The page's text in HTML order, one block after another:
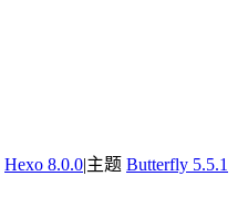
Hexo 8.0.0|主题 Butterfly 5.5.1